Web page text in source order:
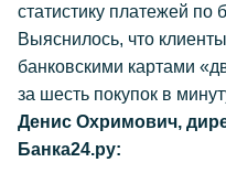
статистику платежей по
Выяснилось, что
банковскими картами
за шесть покупок в
Денис Охримович,
Банка24.ру: